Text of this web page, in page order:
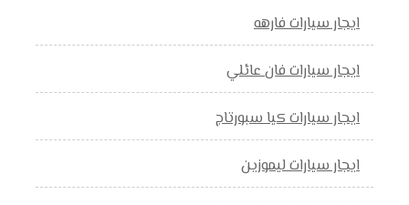
ايجار سيارات فارهه
ايجار سيارات فان عائلي
ايجار سيارات كيا سبورتاج
ايجار سيارات ليموزين